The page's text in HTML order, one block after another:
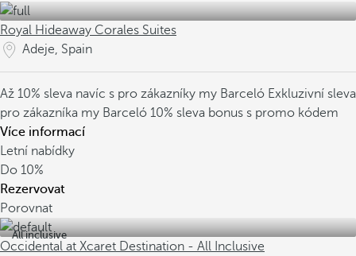
Royal Hideaway Corales Suites
Adeje, Spain
Až 10% sleva navíc s pro zákazníky my Barceló Exkluzivní sleva
pro zákazníka my Barceló 10% sleva bonus s promo kódem
Více informací
Letní nabídky
Do 10%
Rezervovat
Porovnat
All inclusive
Occidental at Xcaret Destination - All Inclusive